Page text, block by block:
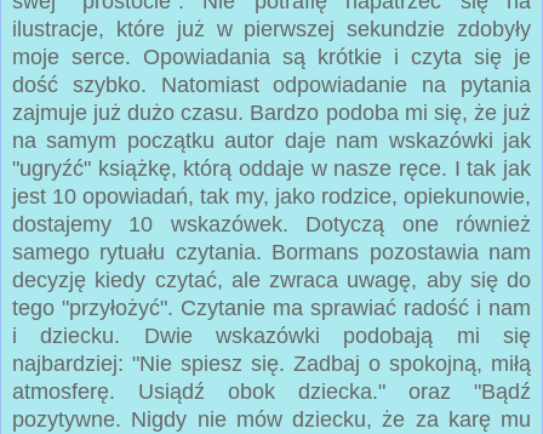
ilustracje, które już w pierwszej sekundzie zdobyły
moje serce. Opowiadania są krótkie i czyta się je
dość szybko. Natomiast odpowiadanie na pytania
zajmuje już dużo czasu. Bardzo podoba mi się, że już
na samym początku autor daje nam wskazówki jak
"ugryźć" książkę, którą oddaje w nasze ręce. I tak jak
jest 10 opowiadań, tak my, jako rodzice, opiekunowie,
dostajemy 10 wskazówek. Dotyczą one również
samego rytuału czytania. Bormans pozostawia nam
decyzję kiedy czytać, ale zwraca uwagę, aby się do
tego "przyłożyć". Czytanie ma sprawiać radość i nam
i dziecku. Dwie wskazówki podobają mi się
najbardziej: "Nie spiesz się. Zadbaj o spokojną, miłą
atmosferę. Usiądź obok dziecka." oraz "Bądź
pozytywne. Nigdy nie mów dziecku, że za karę mu